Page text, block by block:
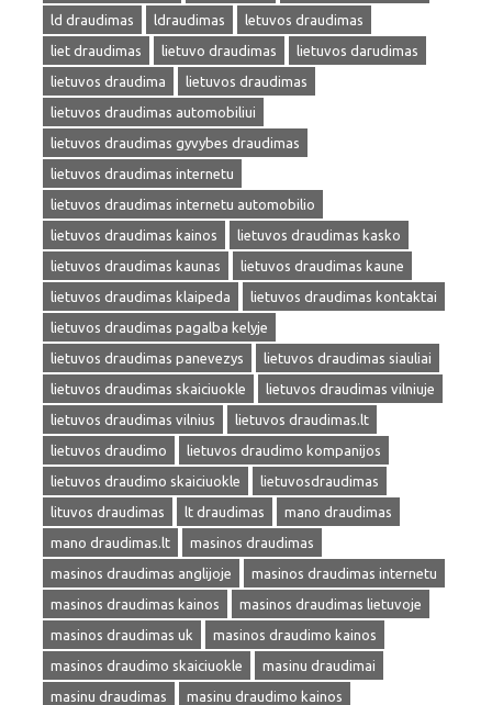
ld draudimas
ldraudimas
letuvos draudimas
liet draudimas
lietuvo draudimas
lietuvos darudimas
lietuvos draudima
lietuvos draudimas
lietuvos draudimas automobiliui
lietuvos draudimas gyvybes draudimas
lietuvos draudimas internetu
lietuvos draudimas internetu automobilio
lietuvos draudimas kainos
lietuvos draudimas kasko
lietuvos draudimas kaunas
lietuvos draudimas kaune
lietuvos draudimas klaipeda
lietuvos draudimas kontaktai
lietuvos draudimas pagalba kelyje
lietuvos draudimas panevezys
lietuvos draudimas siauliai
lietuvos draudimas skaiciuokle
lietuvos draudimas vilniuje
lietuvos draudimas vilnius
lietuvos draudimas.lt
lietuvos draudimo
lietuvos draudimo kompanijos
lietuvos draudimo skaiciuokle
lietuvosdraudimas
lituvos draudimas
lt draudimas
mano draudimas
mano draudimas.lt
masinos draudimas
masinos draudimas anglijoje
masinos draudimas internetu
masinos draudimas kainos
masinos draudimas lietuvoje
masinos draudimas uk
masinos draudimo kainos
masinos draudimo skaiciuokle
masinu draudimai
masinu draudimas
masinu draudimo kainos